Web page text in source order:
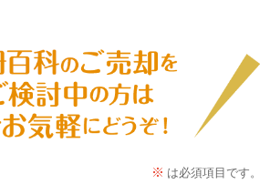
ておりますね。
、
皆様がいらっしゃいます。